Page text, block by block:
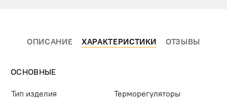
ОПИСАНИЕ ХАРАКТЕРИСТИКИ ОТЗЫВЫ
ОСНОВНЫЕ
Тип изделия Терморегуляторы